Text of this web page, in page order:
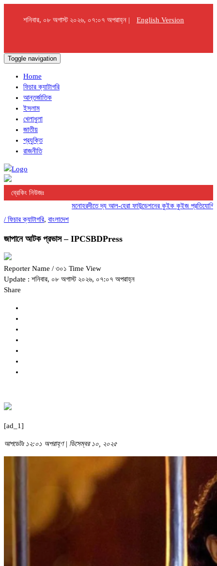
শনিবার, ০৮ অগাস্ট ২০২৬, ০৭:০৭ অপরাহ্ন | English Version
Toggle navigation
Home
ফিচার ক্যাটাগরি
আন্তর্জাতিক
ইসলাম
খেলাধুলা
জাতীয়
প্রযুক্তি
রাজনীতি
ব্রেকিং নিউজঃ
মনোহরদীতে দ্য আল-হেরা ফাউন্ডেশনের কুইক কুইজ প্রতিযোগিতা অনুষ্ঠিত
/ ফিচার ক্যাটাগরি, বাংলাদেশ
জাপানে আটক প্রভাস – IPCSBDPress
Reporter Name / ৩০১ Time View
Update : শনিবার, ০৮ অগাস্ট ২০২৬, ০৭:০৭ অপরাহ্ন
Share
[ad_1]
আপডেটঃ ১২:০১ অপরাহ্ণ | ডিসেম্বর ১০, ২০২৫